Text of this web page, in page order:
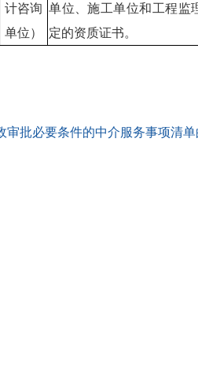
计咨询
单位）
单位、施工单位和工程监
定的资质证书。
审批必要条件的中介服务事项清